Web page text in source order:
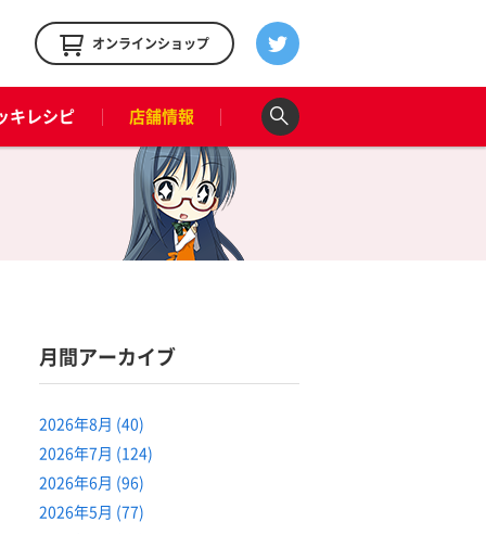
オンラインショップ
キレシピ 店舗情報
月間アーカイブ
2026年8月 (40)
2026年7月 (124)
2026年6月 (96)
2026年5月 (77)